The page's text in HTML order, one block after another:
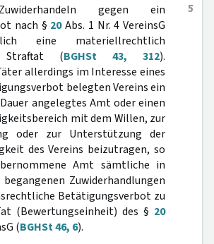
5
gegen ein
nach § 20Abs. 1 Nr. 4 VereinsG
eine materiellrechtlich
Straftat (BGHSt 43, 312).
allerdings im Interesse eines
belegten Vereins ein
angelegtes Amt oder einen
mit dem Willen, zur
oder zur Unterstützung der
des Vereins beizutragen, so
Amt sämtliche in
Zuwiderhandlungen
Betätigungsverbot zu
(Bewertungseinheit) des § 20
(BGHSt 46, 6).